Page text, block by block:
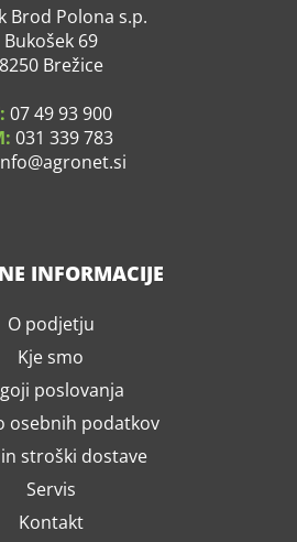
Brod Polona s.p.
Bukošek 69
8250 Brežice
07 49 93 900
031 339 783
agronet.si
INFORMACIJE
O podjetju
Kje smo
poslovanja
osebnih podatkov
in stroški dostave
Servis
Kontakt